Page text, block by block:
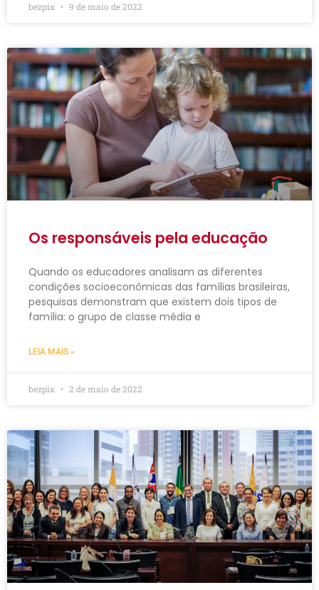
bezpix 9 de maio de 2022
Os responsáveis pela educação
Quando os educadores analisam as diferentes
condições socioeconômicas das famílias brasileiras,
pesquisas demonstram que existem dois tipos de
família: o grupo de classe média e
LEIA MAIS »
bezpix 2 de maio de 2022